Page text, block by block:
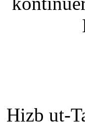
Hizb ut-